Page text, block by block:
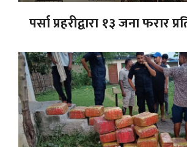
पर्सा प्रहरीद्वारा १३ जना फरार